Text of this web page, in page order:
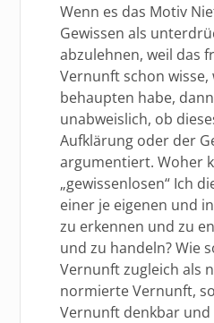
Wenn es das Motiv
Gewissen als
abzulehnen, weil das
Vernunft schon wisse,
behaupten habe,
unabweislich, ob
Aufklärung oder der
argumentiert. Woher
„gewissenlosen“ Ich
einer je eigenen und
zu erkennen und zu
und zu handeln? Wie
Vernunft zugleich als
normierte Vernunft,
Vernunft denkbar und